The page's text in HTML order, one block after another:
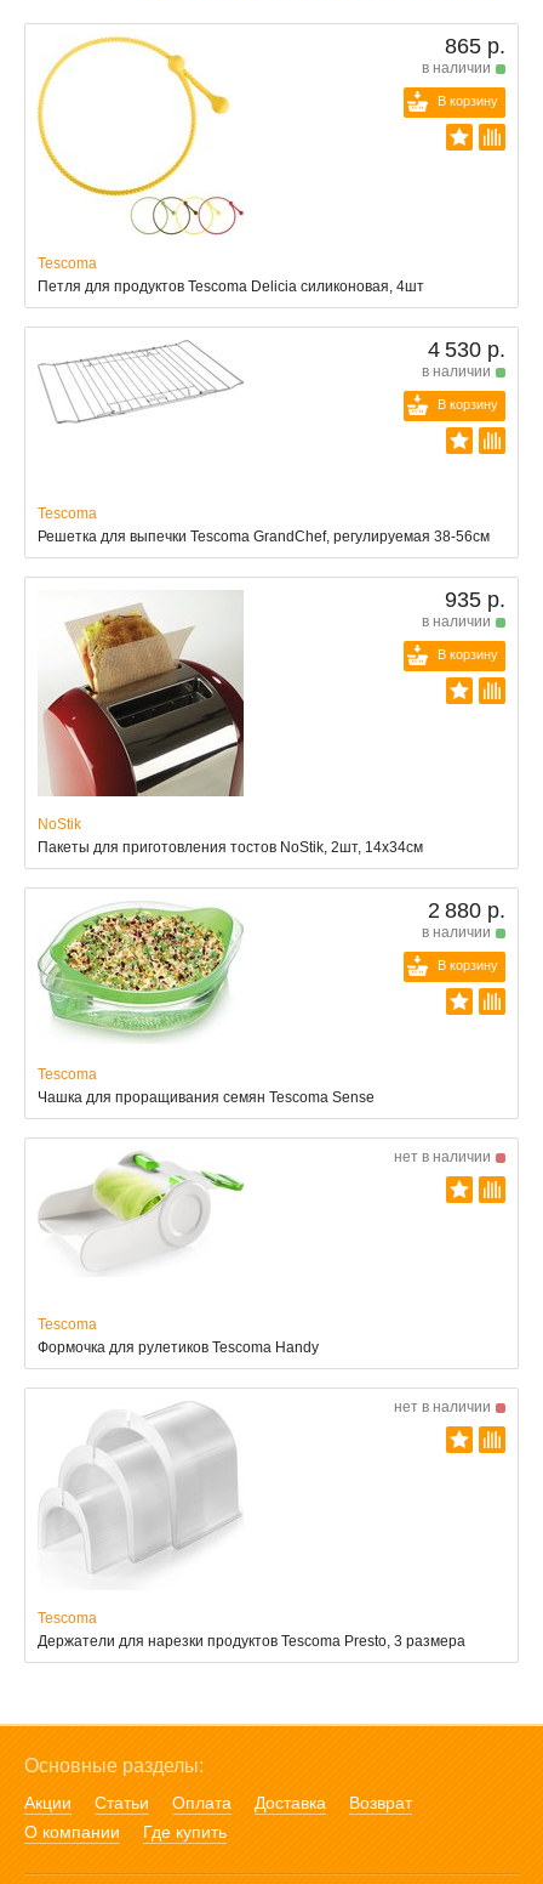
865 р.
в наличии
В корзину
Tescoma
Петля для продуктов Tescoma Delicia силиконовая, 4шт
4 530 р.
в наличии
В корзину
Tescoma
Решетка для выпечки Tescoma GrandChef, регулируемая 38-56см
935 р.
в наличии
В корзину
NoStik
Пакеты для приготовления тостов NoStik, 2шт, 14x34см
2 880 р.
в наличии
В корзину
Tescoma
Чашка для проращивания семян Tescoma Sense
нет в наличии
Tescoma
Формочка для рулетиков Tescoma Handy
нет в наличии
Tescoma
Держатели для нарезки продуктов Tescoma Presto, 3 размера
Основные разделы:
Акции Статьи Оплата Доставка
Возврат
О компании
Где купить